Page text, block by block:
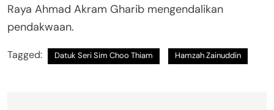
Raya Ahmad Akram Gharib mengendalikan
pendakwaan.
Tagged: Datuk Seri Sim Choo Thiam Hamzah Zainuddin